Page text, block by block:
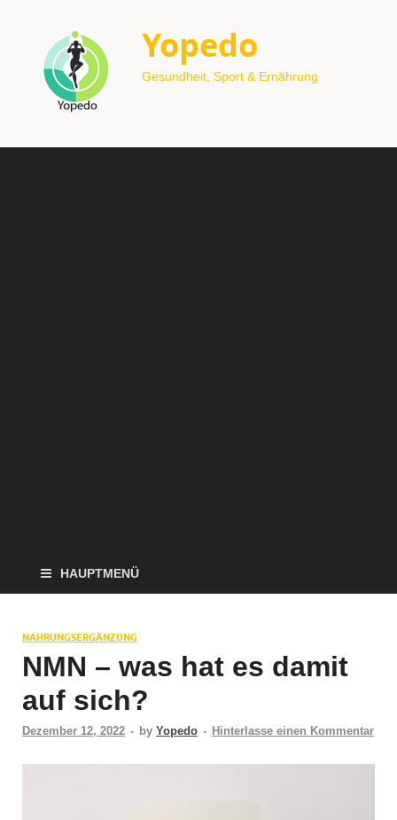
Yopedo
Gesundheit, Sport & Ernährung
HAUPTMENÜ
NAHRUNGSERGÄNZUNG
NMN – was hat es damit
auf sich?
Dezember 12, 2022 - by Yopedo - Hinterlasse einen Kommentar